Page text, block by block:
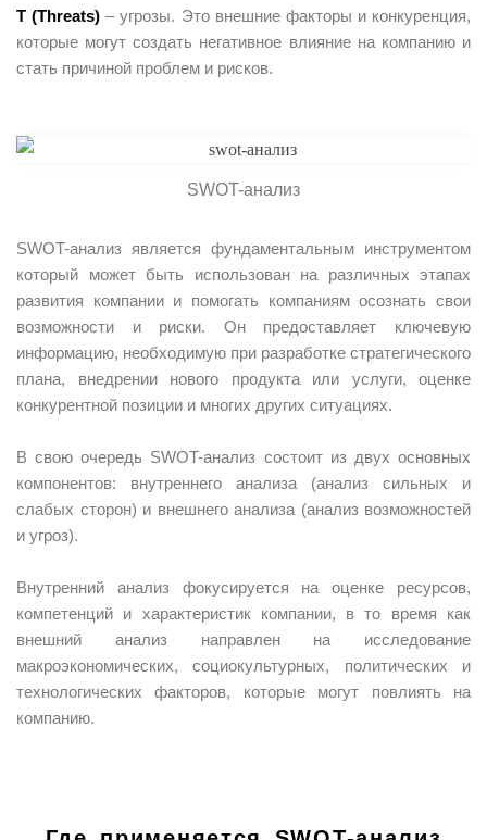
T (Threats) – угрозы. Это внешние факторы и конкуренция,
которые могут создать негативное влияние на компанию и
стать причиной проблем и рисков.
SWOT-анализ
SWOT-анализ является фундаментальным инструментом
который может быть использован на различных этапах
развития компании и помогать компаниям осознать свои
возможности и риски. Он предоставляет ключевую
информацию, необходимую при разработке стратегического
плана, внедрении нового продукта или услуги, оценке
конкурентной позиции и многих других ситуациях.
В свою очередь SWOT-анализ состоит из двух основных
компонентов: внутреннего анализа (анализ сильных и
слабых сторон) и внешнего анализа (анализ возможностей
и угроз).
Внутренний анализ фокусируется на оценке ресурсов,
компетенций и характеристик компании, в то время как
внешний анализ направлен на исследование
макроэкономических, социокультурных, политических и
технологических факторов, которые могут повлиять на
компанию.